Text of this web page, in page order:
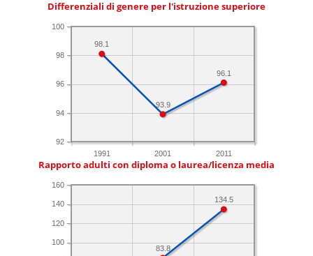
Differenziali di genere per l'istruzione superiore
1991 2001 2011
92
94
96
98
100
96.1
93.9
98.1
Rapporto adulti con diploma o laurea/licenza media
100
120
140
160
134.5
83.8